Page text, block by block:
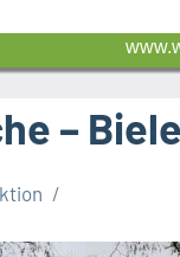
–